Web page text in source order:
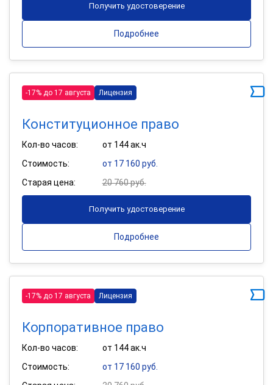
Получить удостоверение
Подробнее
-17% до 17 августа Лицензия
Конституционное право
Кол-во часов:
от 144 ак.ч
Стоимость:
от 17 160 руб.
Старая цена:
20 760 руб.
Получить удостоверение
Подробнее
-17% до 17 августа Лицензия
Корпоративное право
Кол-во часов:
от 144 ак.ч
Стоимость:
от 17 160 руб.